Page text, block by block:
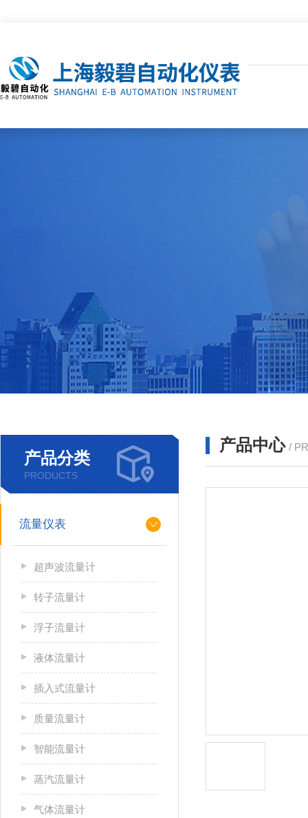
产品分类
PRODUCTS
流量仪表
超声波流量计
转子流量计
浮子流量计
液体流量计
插入式流量计
质量流量计
智能流量计
蒸汽流量计
气体流量计
产品中心 /